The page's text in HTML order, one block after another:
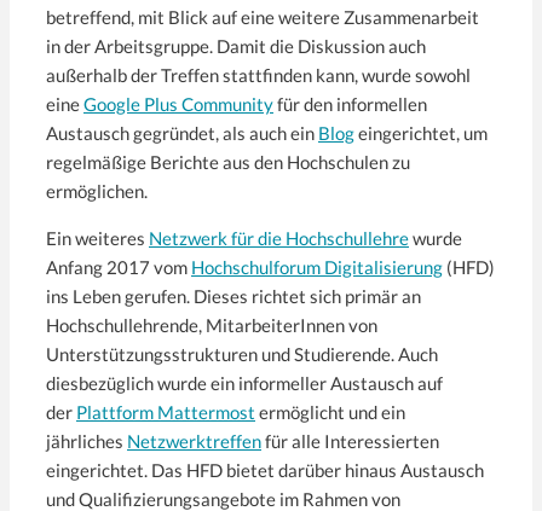
betreffend, mit Blick auf eine weitere Zusammenarbeit
in der Arbeitsgruppe. Damit die Diskussion auch
außerhalb der Treffen stattfinden kann, wurde sowohl
eineGoogle Plus Communityfür den informellen
Austausch gegründet, als auch ein Blogeingerichtet, um
regelmäßige Berichte aus den Hochschulen zu
ermöglichen.
Ein weiteres Netzwerk für die Hochschullehrewurde
Anfang 2017 vom Hochschulforum Digitalisierung (HFD)
ins Leben gerufen. Dieses richtet sich primär an
Hochschullehrende, MitarbeiterInnen von
Unterstützungsstrukturen und Studierende. Auch
diesbezüglich wurde ein informeller Austausch auf
der Plattform Mattermost ermöglicht und ein
jährliches Netzwerktreffenfür alle Interessierten
eingerichtet. Das HFD bietet darüber hinaus Austausch
und Qualifizierungsangebote im Rahmen von